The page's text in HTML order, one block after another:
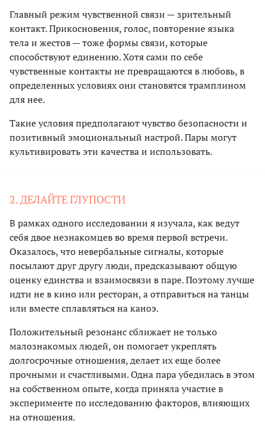
Главный режим чувственной связи — зрительный
контакт. Прикосновения, голос, повторение языка
тела и жестов — тоже формы связи, которые
способствуют единению. Хотя сами по себе
чувственные контакты не превращаются в любовь, в
определенных условиях они становятся трамплином
для нее.
Такие условия предполагают чувство безопасности и
позитивный эмоциональный настрой. Пары могут
культивировать эти качества и использовать.
2. ДЕЛАЙТЕ ГЛУПОСТИ
В рамках одного исследовании я изучала, как ведут
себя двое незнакомцев во время первой встречи.
Оказалось, что невербальные сигналы, которые
посылают друг другу люди, предсказывают общую
оценку единства и взаимосвязи в паре. Поэтому лучше
идти не в кино или ресторан, а отправиться на танцы
или вместе сплавляться на каноэ.
Положительный резонанс сближает не только
малознакомых людей, он помогает укреплять
долгосрочные отношения, делает их еще более
прочными и счастливыми. Одна пара убедилась в этом
на собственном опыте, когда приняла участие в
эксперименте по исследованию факторов, влияющих
на отношения.